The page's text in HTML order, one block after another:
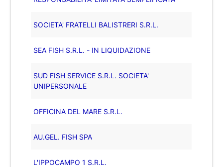
SOCIETA' FRATELLI BALISTRERI S.R.L.
SEA FISH S.R.L. - IN LIQUIDAZIONE
SUD FISH SERVICE S.R.L. SOCIETA'
UNIPERSONALE
OFFICINA DEL MARE S.R.L.
AU.GEL. FISH SPA
L'IPPOCAMPO 1 S.R.L.